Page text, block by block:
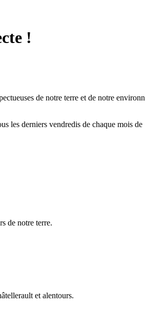
!
de notre terre et de notre
les derniers vendredis de chaque mois
de notre terre.
et alentours.